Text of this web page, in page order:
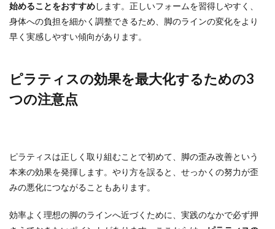
始めることをおすすめします。正しいフォームを習得しやすく、
身体への負担を細かく調整できるため、脚のラインの変化をより
早く実感しやすい傾向があります。
ピラティスの効果を最大化するための3
つの注意点
ピラティスは正しく取り組むことで初めて、脚の歪み改善という
本来の効果を発揮します。やり方を誤ると、せっかくの努力が歪
みの悪化につながることもあります。
効率よく理想の脚のラインへ近づくために、実践のなかで必ず押